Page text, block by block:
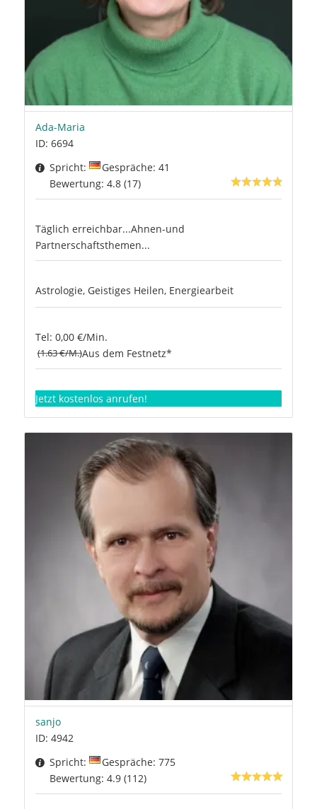
Ada-Maria
ID: 6694
Spricht:
Gespräche: 41
Bewertung: 4.8 (17)
Täglich erreichbar...Ahnen-und
Partnerschaftsthemen...
Astrologie, Geistiges Heilen, Energiearbeit
Tel: 0,00 €/Min.
(1.63 €/M.)Aus dem Festnetz*
Jetzt kostenlos anrufen!
sanjo
ID: 4942
Spricht:
Gespräche: 775
Bewertung: 4.9 (112)